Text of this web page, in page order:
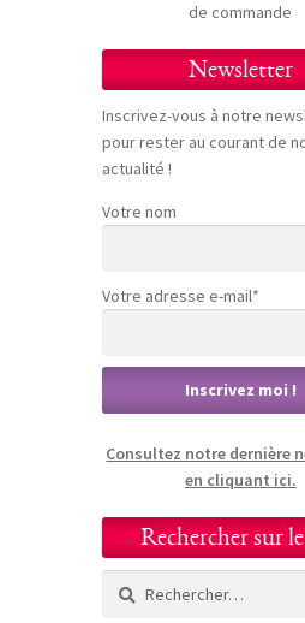
de commande
Newsletter
Inscrivez-vous à notre
pour rester au courant de
actualité !
Votre nom
Votre adresse e-mail*
Consultez notre dernière
en cliquant ici.
Rechercher sur
Rechercher :